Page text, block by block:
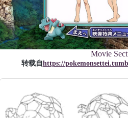
Movie
转载自https://